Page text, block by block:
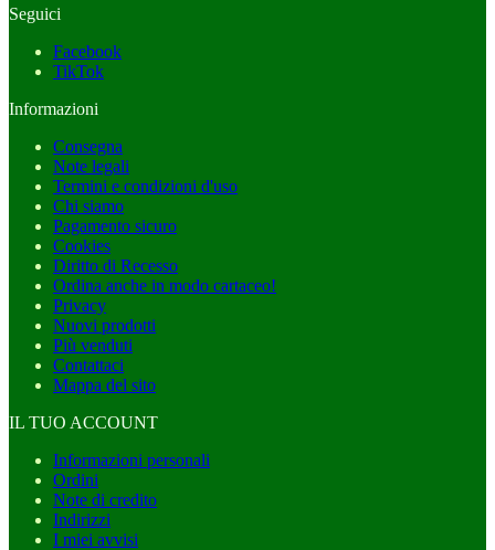
Seguici
Facebook
TikTok
Informazioni
Consegna
Note legali
Termini e condizioni d'uso
Chi siamo
Pagamento sicuro
Cookies
Diritto di Recesso
Ordina anche in modo cartaceo!
Privacy
Nuovi prodotti
Più venduti
Contattaci
Mappa del sito
IL TUO ACCOUNT
Informazioni personali
Ordini
Note di credito
Indirizzi
I miei avvisi